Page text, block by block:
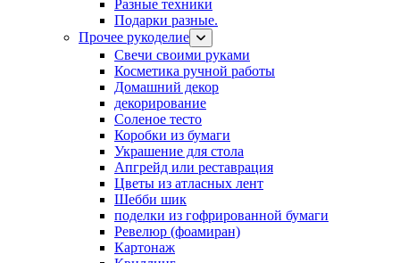
Разные техники
Подарки разные.
Прочее рукоделие
Свечи своими руками
Косметика ручной работы
Домашний декор
декорирование
Соленое тесто
Коробки из бумаги
Украшение для стола
Апгрейд или реставрация
Цветы из атласных лент
Шебби шик
поделки из гофрированной бумаги
Ревелюр (фоамиран)
Картонаж